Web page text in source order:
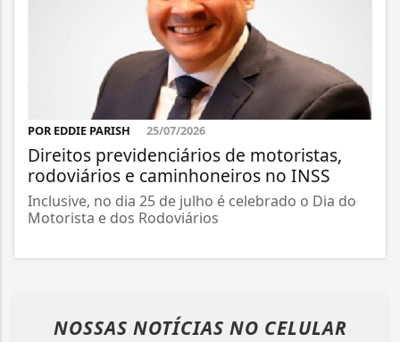
POR EDDIE PARISH 25/07/2026
Direitos previdenciários de motoristas,
rodoviários e caminhoneiros no INSS
Inclusive, no dia 25 de julho é celebrado o Dia do
Motorista e dos Rodoviários
NOSSAS NOTÍCIAS NO CELULAR